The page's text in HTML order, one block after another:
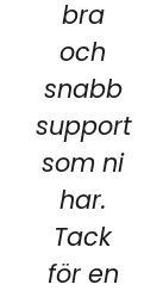
bra
och
snabb
support
som ni
har.
Tack
för en